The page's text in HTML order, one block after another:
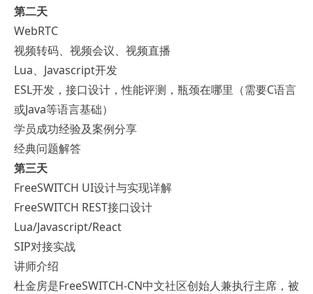
第二天
WebRTC
视频转码、视频会议、视频直播
Lua、Javascript开发
ESL开发，接口设计，性能评测，瓶颈在哪里（需要C语言
或Java等语言基础）
学员成功经验及案例分享
经典问题解答
第三天
FreeSWITCH UI设计与实现详解
FreeSWITCH REST接口设计
Lua/Javascript/React
SIP对接实战
讲师介绍
杜金房是FreeSWITCH-CN中文社区创始人兼执行主席，被